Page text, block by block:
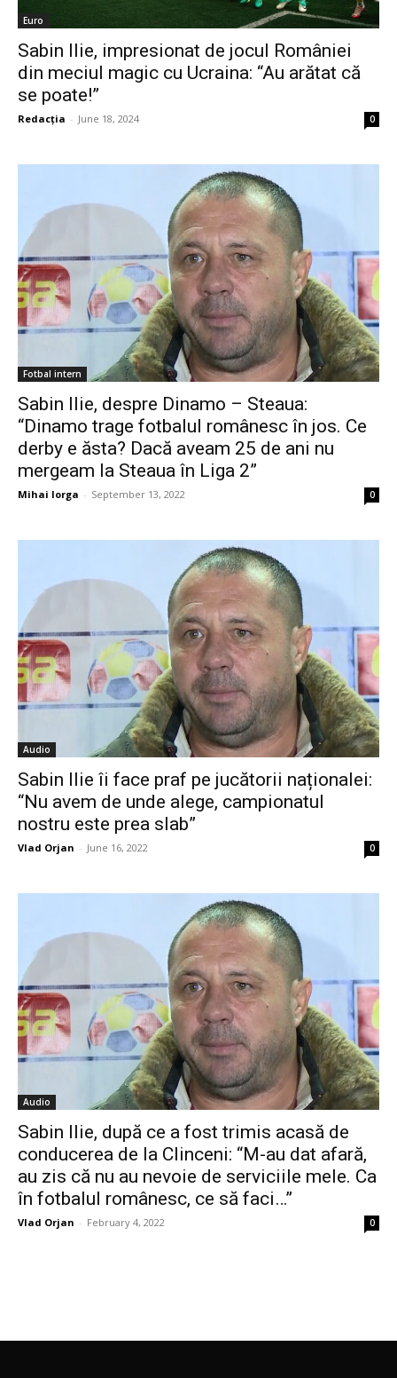
Euro
Sabin Ilie, impresionat de jocul României
din meciul magic cu Ucraina: “Au arătat că
se poate!”
Redacția - June 18, 2024 0
Fotbal intern
Sabin Ilie, despre Dinamo – Steaua:
“Dinamo trage fotbalul românesc în jos. Ce
derby e ăsta? Dacă aveam 25 de ani nu
mergeam la Steaua în Liga 2”
Mihai Iorga - September 13, 2022 0
Audio
Sabin Ilie îi face praf pe jucătorii naționalei:
“Nu avem de unde alege, campionatul
nostru este prea slab”
Vlad Orjan - June 16, 2022 0
Audio
Sabin Ilie, după ce a fost trimis acasă de
conducerea de la Clinceni: “M-au dat afară,
au zis că nu au nevoie de serviciile mele. Ca
în fotbalul românesc, ce să faci…”
Vlad Orjan - February 4, 2022 0